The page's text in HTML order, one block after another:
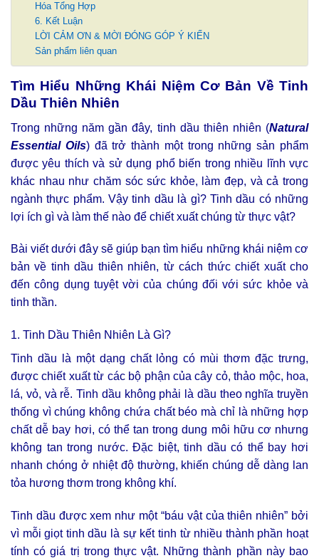
Hóa Tổng Hợp
6. Kết Luận
LỜI CẢM ƠN & MỜI ĐÓNG GÓP Ý KIẾN
Sản phẩm liên quan
Tìm Hiểu Những Khái Niệm Cơ Bản Về Tinh
Dầu Thiên Nhiên
Trong những năm gần đây, tinh dầu thiên nhiên (Natural
Essential Oils) đã trở thành một trong những sản phẩm
được yêu thích và sử dụng phổ biến trong nhiều lĩnh vực
khác nhau như chăm sóc sức khỏe, làm đẹp, và cả trong
ngành thực phẩm. Vậy tinh dầu là gì? Tinh dầu có những
lợi ích gì và làm thế nào để chiết xuất chúng từ thực vật?
Bài viết dưới đây sẽ giúp bạn tìm hiểu những khái niệm cơ
bản về tinh dầu thiên nhiên, từ cách thức chiết xuất cho
đến công dụng tuyệt vời của chúng đối với sức khỏe và
tinh thần.
1. Tinh Dầu Thiên Nhiên Là Gì?
Tinh dầu là một dạng chất lỏng có mùi thơm đặc trưng,
được chiết xuất từ các bộ phận của cây cỏ, thảo mộc, hoa,
lá, vỏ, và rễ. Tinh dầu không phải là dầu theo nghĩa truyền
thống vì chúng không chứa chất béo mà chỉ là những hợp
chất dễ bay hơi, có thể tan trong dung môi hữu cơ nhưng
không tan trong nước. Đặc biệt, tinh dầu có thể bay hơi
nhanh chóng ở nhiệt độ thường, khiến chúng dễ dàng lan
tỏa hương thơm trong không khí.
Tinh dầu được xem như một “báu vật của thiên nhiên” bởi
vì mỗi giọt tinh dầu là sự kết tinh từ nhiều thành phần hoạt
tính có giá trị trong thực vật. Những thành phần này bao